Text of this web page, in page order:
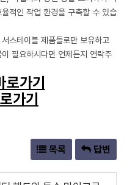
적인 작업 환경을 구축할 수 있습
스테이블 제품들로만 보유하고
필요하시다면 언제든지 연락주
가기
가기
목록 답변